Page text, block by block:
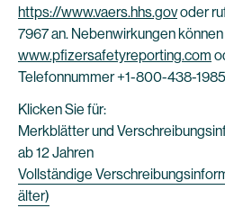
https://www.vaers.hhs.govoder
7967 an. Nebenwirkungen
www.pfizersafetyreporting.com
Telefonnummer +1-800-438-
Klicken Sie für:
Merkblätter und
ab 12 Jahren
Vollständige
älter)